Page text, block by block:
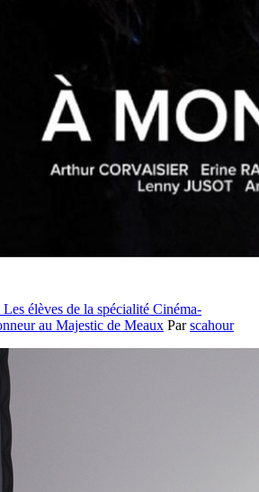
Les élèves de la spécialité Cinéma-
au Majestic de Meaux Parscahour